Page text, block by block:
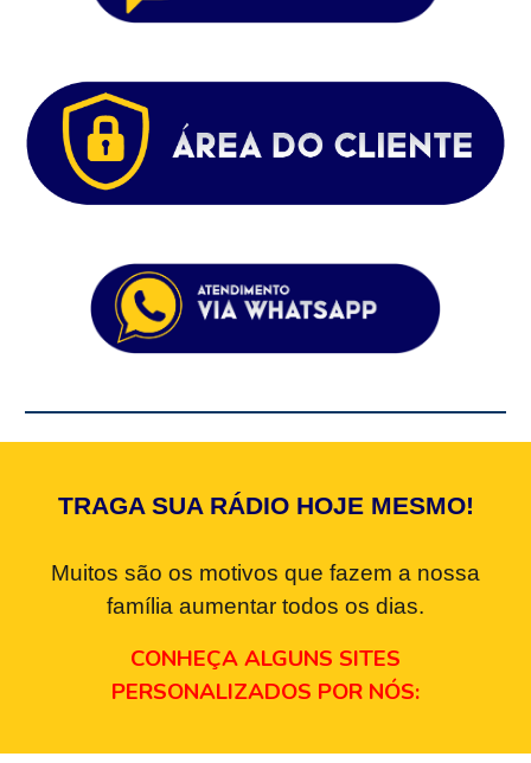
TRAGA SUA RÁDIO HOJE MESMO!
Muitos são os motivos que fazem a nossa
família aumentar todos os dias.
CONHEÇA ALGUNS SITES
PERSONALIZADOS POR NÓS: